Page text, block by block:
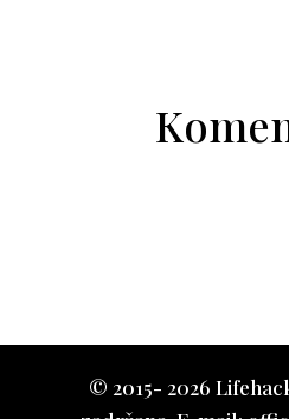
© 2015- 2026